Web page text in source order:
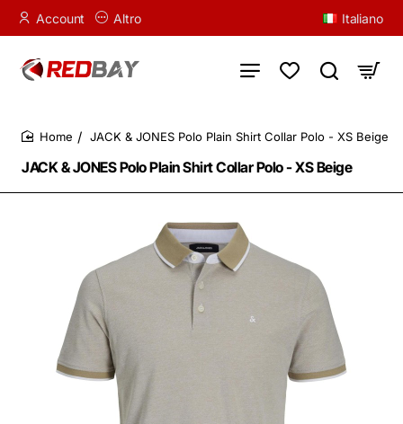
Account Altro Italiano
JACK & JONES Polo Plain Shirt Collar Polo - XS Beige
JACK & JONES Polo Plain Shirt Collar Polo - XS Beige